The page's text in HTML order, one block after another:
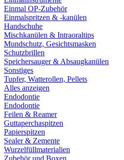
Einmal OP-Zubehör
Einmalspritzen & -kanülen
Handschuhe
Mischkanülen & Intraoraltips
Mundschutz, Gesichtsmasken
Schutzbrillen
Speichersauger & Absaugkanülen
Sonstiges
Tupfer, Watterollen, Pellets
Alles anzeigen
Endodontie
Endodontie
Feilen & Reamer
Guttaperchaspitzen
Papierspitzen
Sealer & Zemente
Wurzelfüllmaterialien
Zubehör und Boxen